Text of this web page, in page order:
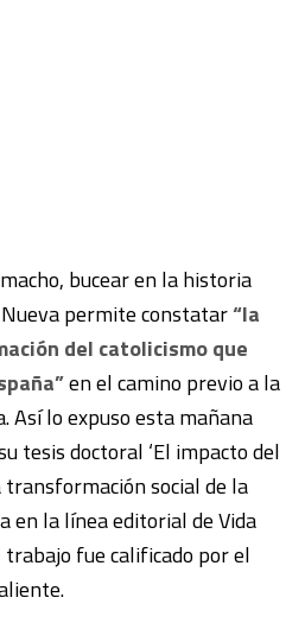
bucear en la historia
permite constatar“la
del catolicismo que
en el camino previo a la
Así lo expuso esta mañana
tesis doctoral ‘El impacto del
social de la
en la línea editorial de Vida
trabajo fue calificado por el